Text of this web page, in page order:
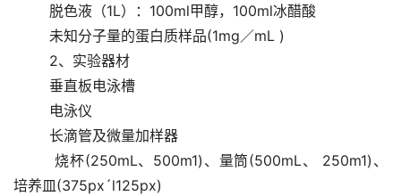
脱色液（1L）：100ml甲醇，100ml冰醋酸
未知分子量的蛋白质样品(1mg／mL )
2、实验器材
垂直板电泳槽
电泳仪
长滴管及微量加样器
烧杯(250mL、500m1)、量筒(500mL、 250m1)、
培养皿(375px´l125px)